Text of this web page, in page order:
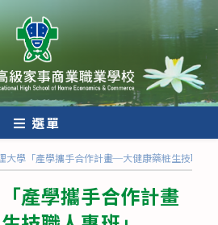
選單
大學「產學攜手合作計畫─大健康藥粧生技職人
產學攜手合作計畫